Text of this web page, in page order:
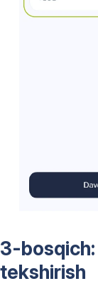
3-bosqich:
tekshirish